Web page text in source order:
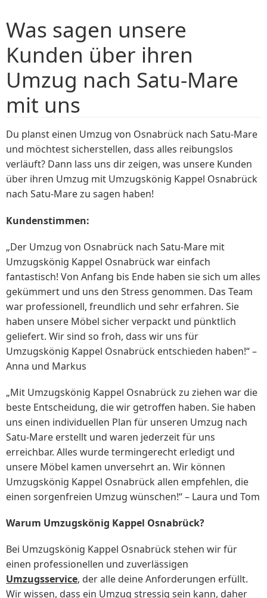
Was sagen unsere
Kunden über ihren
Umzug nach Satu-Mare
mit uns
Du planst einen Umzug von Osnabrück nach Satu-Mare
und möchtest sicherstellen, dass alles reibungslos
verläuft? Dann lass uns dir zeigen, was unsere Kunden
über ihren Umzug mit Umzugskönig Kappel Osnabrück
nach Satu-Mare zu sagen haben!
Kundenstimmen:
„Der Umzug von Osnabrück nach Satu-Mare mit
Umzugskönig Kappel Osnabrück war einfach
fantastisch! Von Anfang bis Ende haben sie sich um alles
gekümmert und uns den Stress genommen. Das Team
war professionell, freundlich und sehr erfahren. Sie
haben unsere Möbel sicher verpackt und pünktlich
geliefert. Wir sind so froh, dass wir uns für
Umzugskönig Kappel Osnabrück entschieden haben!“ –
Anna und Markus
„Mit Umzugskönig Kappel Osnabrück zu ziehen war die
beste Entscheidung, die wir getroffen haben. Sie haben
uns einen individuellen Plan für unseren Umzug nach
Satu-Mare erstellt und waren jederzeit für uns
erreichbar. Alles wurde termingerecht erledigt und
unsere Möbel kamen unversehrt an. Wir können
Umzugskönig Kappel Osnabrück allen empfehlen, die
einen sorgenfreien Umzug wünschen!“ – Laura und Tom
Warum Umzugskönig Kappel Osnabrück?
Bei Umzugskönig Kappel Osnabrück stehen wir für
einen professionellen und zuverlässigen
Umzugsservice, der alle deine Anforderungen erfüllt.
Wir wissen, dass ein Umzug stressig sein kann, daher